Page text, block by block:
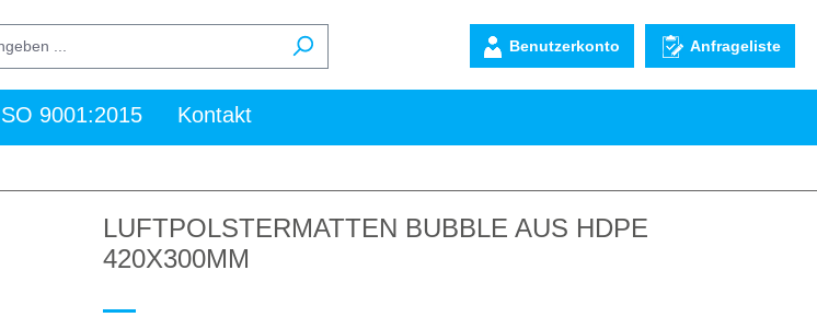
Benutzerkonto Anfrageliste
9001:2015 Kontakt
LUFTPOLSTERMATTEN BUBBLE AUS HDPE
420X300MM